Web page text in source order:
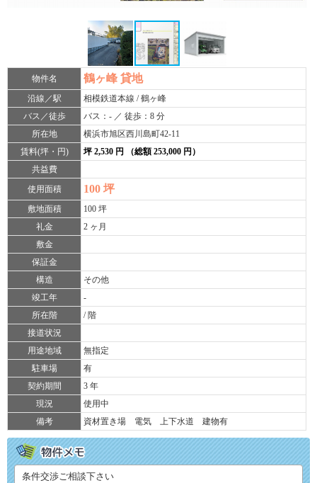
物件名 鶴ヶ峰 貸地
沿線／駅
相模鉄道本線 / 鶴ヶ峰
バス／徒歩
バス：- ／ 徒歩：8 分
所在地
横浜市旭区西川島町42-11
賃料(坪・円)
坪 2,530 円 （総額 253,000 円）
共益費
使用面積
100 坪
敷地面積
100 坪
礼金
2 ヶ月
敷金
保証金
構造
その他
竣工年
-
所在階
/ 階
接道状況
用途地域
無指定
駐車場
有
契約期間
3 年
現況
使用中
備考
資材置き場 電気 上下水道 建物有
条件交渉ご相談下さい